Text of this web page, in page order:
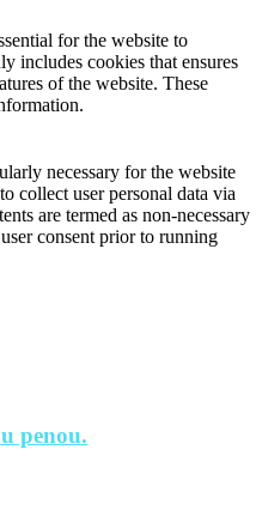
for the website to
includes cookies that ensures
of the website. These
necessary for the website
collect user personal data via
are termed as non-necessary
consent prior to running
penou.